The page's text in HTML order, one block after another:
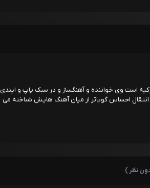
25 سپتامبر 1995 در آنکار ترکیه است وی خواننده و آهنگساز و در سبک پاپ و ایندی
احساس گویاتر از میان آهنگ هایش شناخته می
نظر )